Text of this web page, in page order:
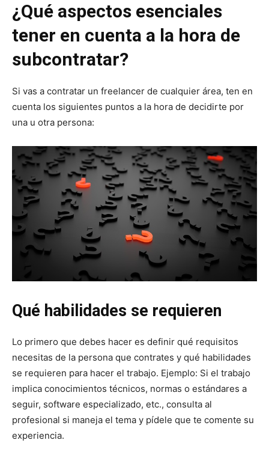
¿Qué aspectos esenciales
tener en cuenta a la hora de
subcontratar?
Si vas a contratar un freelancer de cualquier área, ten en
cuenta los siguientes puntos a la hora de decidirte por
una u otra persona:
Qué habilidades se requieren
Lo primero que debes hacer es definir qué requisitos
necesitas de la persona que contrates y qué habilidades
se requieren para hacer el trabajo. Ejemplo: Si el trabajo
implica conocimientos técnicos, normas o estándares a
seguir, software especializado, etc., consulta al
profesional si maneja el tema y pídele que te comente su
experiencia.